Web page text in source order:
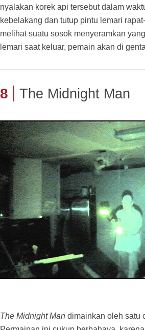
nyalakan korek api tersebut dalam
kebelakang dan tutup pintu lemari
melihat suatu sosok menyeramkan
lemari saat keluar, pemain akan di
8 The Midnight Man
The Midnight Man dimainkan oleh satu